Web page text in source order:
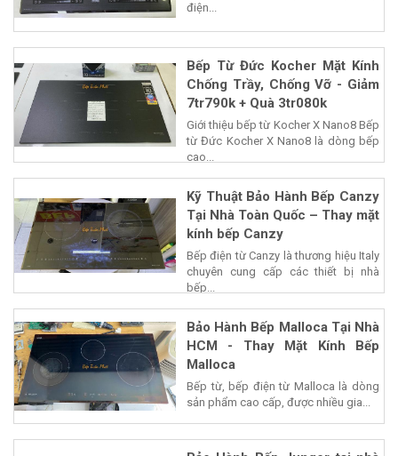
điện...
Bếp Từ Đức Kocher Mặt Kính
Chống Trầy, Chống Vỡ - Giảm
7tr790k + Quà 3tr080k
Giới thiệu bếp từ Kocher X Nano8 Bếp
từ Đức Kocher X Nano8 là dòng bếp
cao...
Kỹ Thuật Bảo Hành Bếp Canzy
Tại Nhà Toàn Quốc – Thay mặt
kính bếp Canzy
Bếp điện từ Canzy là thương hiệu Italy
chuyên cung cấp các thiết bị nhà
bếp...
Bảo Hành Bếp Malloca Tại Nhà
HCM - Thay Mặt Kính Bếp
Malloca
Bếp từ, bếp điện từ Malloca là dòng
sản phẩm cao cấp, được nhiều gia...